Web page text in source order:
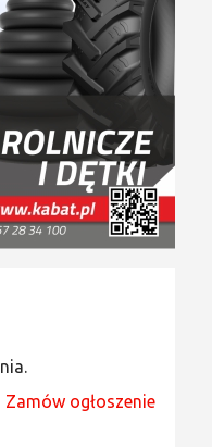
Zamów ogłoszenie